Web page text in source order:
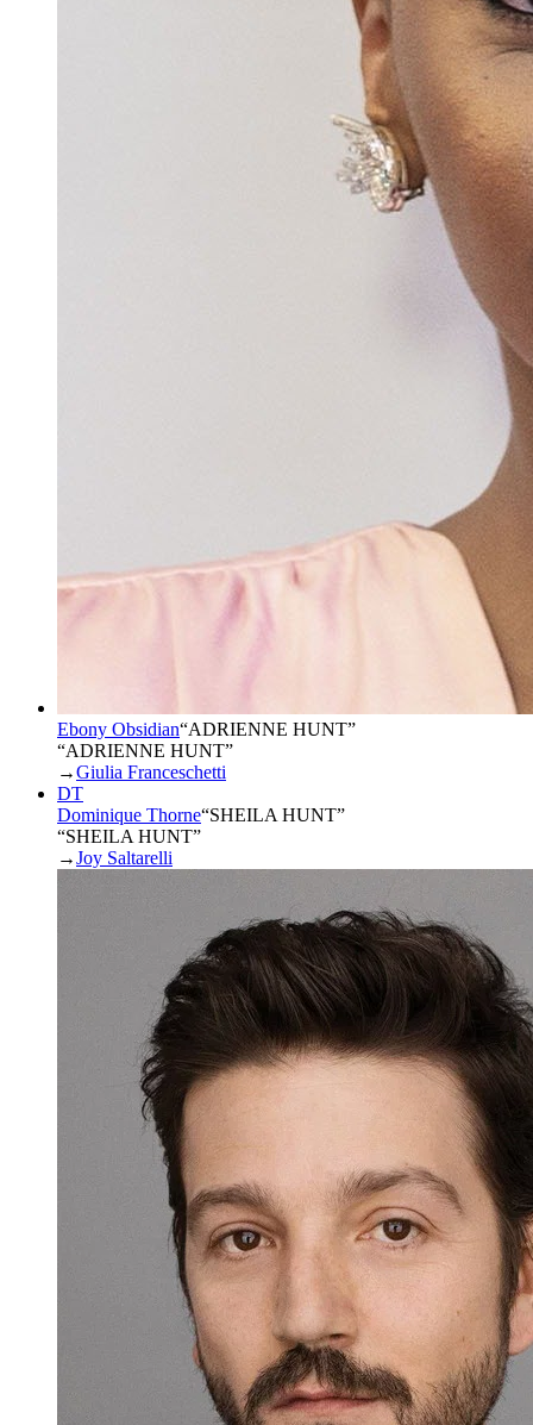
Ebony Obsidian“ADRIENNE HUNT”
“ADRIENNE HUNT”
→Giulia Franceschetti
DT
Dominique Thorne“SHEILA HUNT”
“SHEILA HUNT”
→Joy Saltarelli